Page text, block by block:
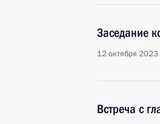
Заседание
12 октября
Встреча с